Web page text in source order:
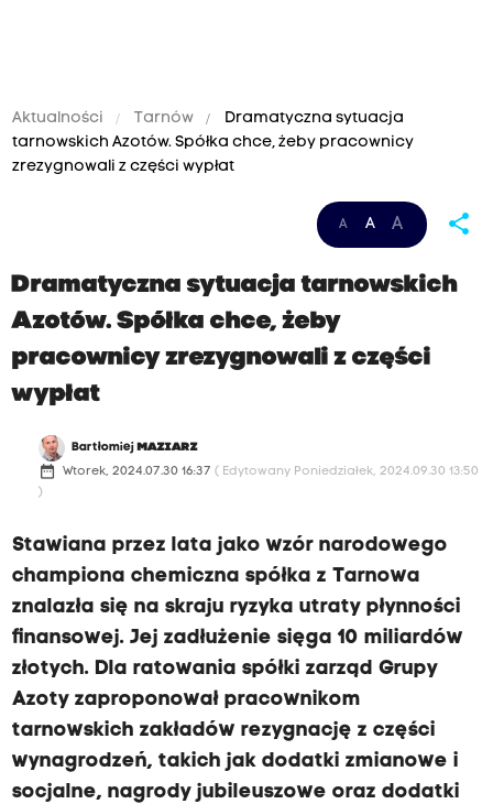
Aktualności Tarnów
Dramatyczna sytuacja
tarnowskich Azotów. Spółka chce, żeby pracownicy
zrezygnowali z części wypłat
A A A share
Dramatyczna sytuacja tarnowskich
Azotów. Spółka chce, żeby
pracownicy zrezygnowali z części
wypłat
Bartłomiej MAZIARZ
date_range Wtorek, 2024.07.30 16:37 ( Edytowany Poniedziałek, 2024.09.30 13:50
)
Stawiana przez lata jako wzór narodowego
championa chemiczna spółka z Tarnowa
znalazła się na skraju ryzyka utraty płynności
finansowej. Jej zadłużenie sięga 10 miliardów
złotych. Dla ratowania spółki zarząd Grupy
Azoty zaproponował pracownikom
tarnowskich zakładów rezygnację z części
wynagrodzeń, takich jak dodatki zmianowe i
socjalne, nagrody jubileuszowe oraz dodatki